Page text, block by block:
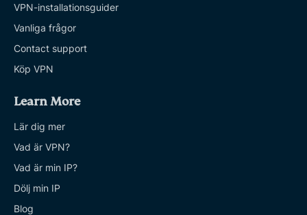
VPN-installationsguider
Vanliga frågor
Contact support
Köp VPN
Learn More
Lär dig mer
Vad är VPN?
Vad är min IP?
Dölj min IP
Blog